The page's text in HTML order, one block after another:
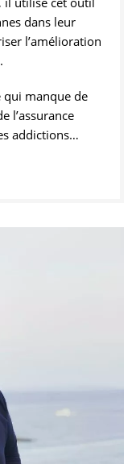
dans leur
l’amélioration
qui manque de
l’assurance
addictions…